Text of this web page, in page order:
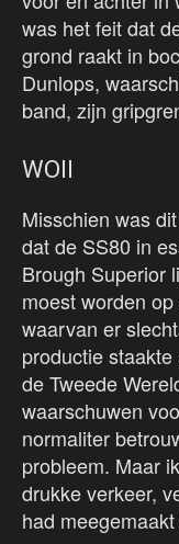
was het feit dat
grond raakt in
Dunlops,
band, zijn
WOII
Misschien was
dat de SS80 in
Brough Superior
moest worden
waarvan er
productie
de Tweede
waarschuwen
normaliter
probleem. Maar
drukke verkeer,
had